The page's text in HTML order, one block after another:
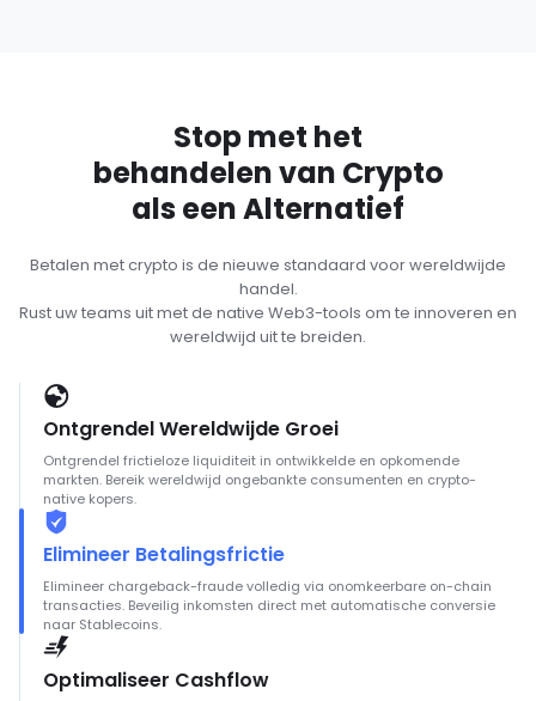
Stop met het
behandelen van Crypto
als een Alternatief
Betalen met crypto is de nieuwe standaard voor wereldwijde
handel.
Rust uw teams uit met de native Web3-tools om te innoveren en
wereldwijd uit te breiden.
Ontgrendel Wereldwijde Groei
Ontgrendel frictieloze liquiditeit in ontwikkelde en opkomende
markten. Bereik wereldwijd ongebankte consumenten en crypto-
native kopers.
Elimineer Betalingsfrictie
Elimineer chargeback-fraude volledig via onomkeerbare on-chain
transacties. Beveilig inkomsten direct met automatische conversie
naar Stablecoins.
Optimaliseer Cashflow